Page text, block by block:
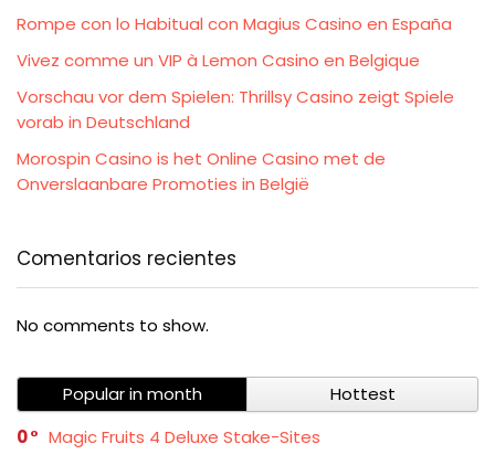
Rompe con lo Habitual con Magius Casino en España
Vivez comme un VIP à Lemon Casino en Belgique
Vorschau vor dem Spielen: Thrillsy Casino zeigt Spiele
vorab in Deutschland
Morospin Casino is het Online Casino met de
Onverslaanbare Promoties in België
Comentarios recientes
No comments to show.
Popular in month
Hottest
0
Magic Fruits 4 Deluxe Stake-Sites